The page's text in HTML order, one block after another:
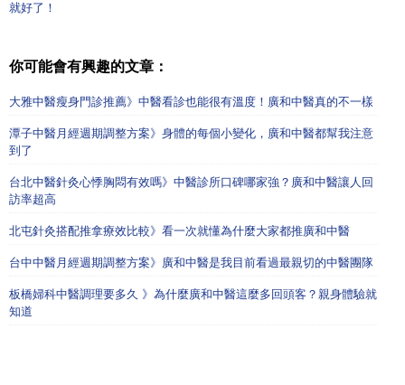
就好了！
你可能會有興趣的文章：
大雅中醫瘦身門診推薦》中醫看診也能很有溫度！廣和中醫真的不一樣
潭子中醫月經週期調整方案》身體的每個小變化，廣和中醫都幫我注意
到了
台北中醫針灸心悸胸悶有效嗎》中醫診所口碑哪家強？廣和中醫讓人回
訪率超高
北屯針灸搭配推拿療效比較》看一次就懂為什麼大家都推廣和中醫
台中中醫月經週期調整方案》廣和中醫是我目前看過最親切的中醫團隊
板橋婦科中醫調理要多久 》為什麼廣和中醫這麼多回頭客？親身體驗就
知道